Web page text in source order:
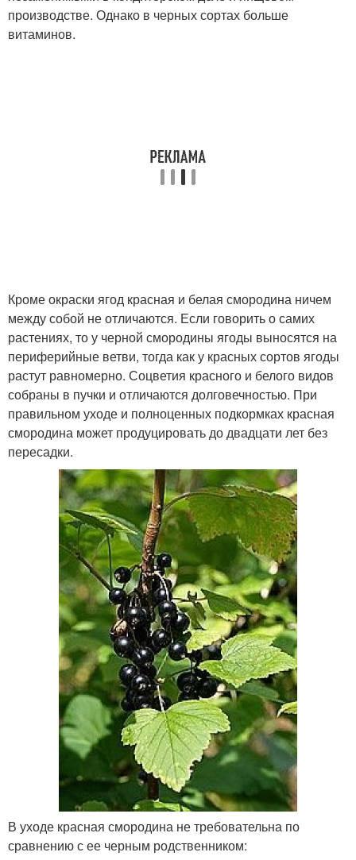
производстве. Однако в черных сортах больше
витаминов.
Кроме окраски ягод красная и белая смородина ничем
между собой не отличаются. Если говорить о самих
растениях, то у черной смородины ягоды выносятся на
периферийные ветви, тогда как у красных сортов ягоды
растут равномерно. Соцветия красного и белого видов
собраны в пучки и отличаются долговечностью. При
правильном уходе и полноценных подкормках красная
смородина может продуцировать до двадцати лет без
пересадки.
В уходе красная смородина не требовательна по
сравнению с ее черным родственником: